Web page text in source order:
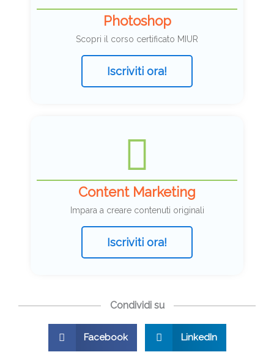
Photoshop
Scopri il corso certificato MIUR
Iscriviti ora!
Content Marketing
Impara a creare contenuti originali
Iscriviti ora!
Condividi su
Facebook LinkedIn